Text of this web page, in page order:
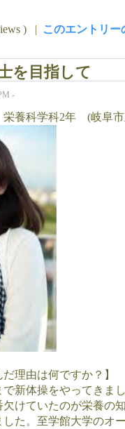
) | このエントリ
を目指して
-
養科学科2年 (岐阜市
理由は何ですか？】
新体操をやってきま
欠けていたのが栄養の
た。至学館大学のオ